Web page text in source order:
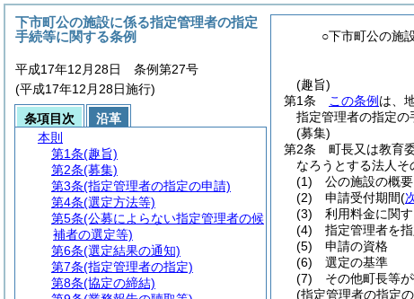
○下市町公の施
(趣旨)
第1条
この条例 は、
指定管理者の指定の
(募集)
第2条
町長又は教育
なろうとする法人そ
(1)
公の施設の概要
(2)
申請受付期間(
(3)
利用料金に関
(4)
指定管理者を
(5)
申請の資格
(6)
選定の基準
(7)
その他町長等
(指定管理者の指定
下市町公の施設に係る指定管理者の指定
手続等に関する条例
平成17年12月28日 条例第27号
(平成17年12月28日施行)
条項目次
沿革
本則
第1条(趣旨)
第2条(募集)
第3条(指定管理者の指定の申請)
第4条(選定方法等)
第5条(公募によらない指定管理者の候
補者の選定等)
第6条(選定結果の通知)
第7条(指定管理者の指定)
第8条(協定の締結)